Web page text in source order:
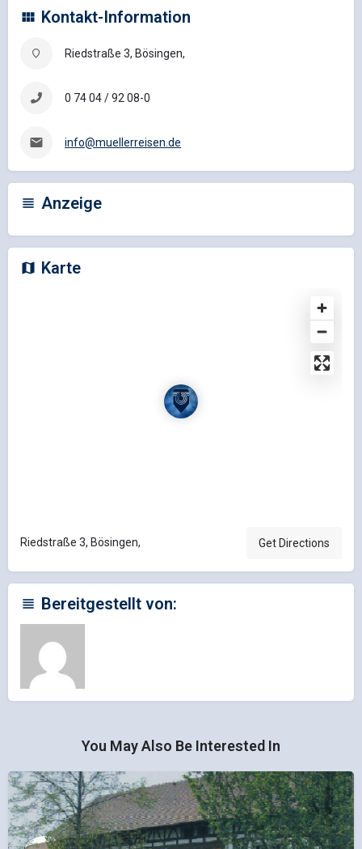
Kontakt-Information
Riedstraße 3, Bösingen,
0 74 04 / 92 08-0
info@muellerreisen.de
Anzeige
Karte
Riedstraße 3, Bösingen, Get Directions
Bereitgestellt von:
You May Also Be Interested In